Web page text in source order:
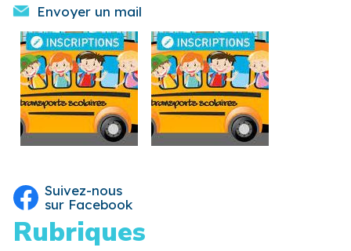
Envoyer un mail
Suivez-nous
sur Facebook
Rubriques